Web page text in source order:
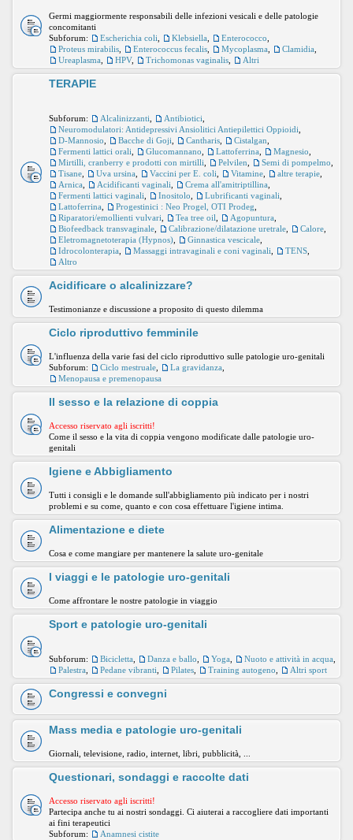
Germi maggiormente responsabili delle infezioni vesicali e delle patologie
concomitanti
Subforum:
Escherichia coli Klebsiella Enterococco
Proteus mirabilis
Enterococcus fecalis Mycoplasma Clamidia
Ureaplasma
HPV, Trichomonas vaginalis Altri
TERAPIE
Subforum: Alcalinizzanti Antibiotici
Neuromodulatori: Antidepressivi Ansiolitici Antiepilettici Oppioidi
D-Mannosio
Bacche di Goji Cantharis Cistalgan
Fermenti lattici orali
Glucomannano Lattoferrina Magnesio
Mirtilli, cranberry e prodotti con mirtilli
Pelvilen Semi di pompelmo
Tisane
Uva ursina Vaccini per E. coli Vitamine altre terapie
Arnica
Acidificanti vaginali Crema all'amitriptillina
Fermenti lattici vaginali
Inositolo Lubrificanti vaginali
Lattoferrina
Progestinici : Neo Progel, OTI Prodeg
Riparatori/emollienti vulvari
Tea tree oil Agopuntura
Biofeedback transvaginale
Calibrazione/dilatazione uretrale Calore
Eletromagnetoterapia (Hypnos)
Ginnastica vescicale
Idrocolonterapia
Massaggi intravaginali e coni vaginali TENS
Altro
Acidificare o alcalinizzare?
Testimonianze e discussione a proposito di questo dilemma
Ciclo riproduttivo femminile
L'influenza della varie fasi del ciclo riproduttivo sulle patologie uro-genitali
Subforum:
Ciclo mestruale La gravidanza
Menopausa e premenopausa
Il sesso e la relazione di coppia
Accesso riservato agli iscritti!
Come il sesso e la vita di coppia vengono modificate dalle patologie uro-
genitali
Igiene e Abbigliamento
Tutti i consigli e le domande sull'abbigliamento più indicato per i nostri
problemi e su come, quanto e con cosa effettuare l'igiene intima.
Alimentazione e diete
Cosa e come mangiare per mantenere la salute uro-genitale
I viaggi e le patologie uro-genitali
Come affrontare le nostre patologie in viaggio
Sport e patologie uro-genitali
Subforum: Bicicletta Danza e ballo Yoga Nuoto e attività in acqua
Palestra
Pedane vibranti Pilates Training autogeno Altri sport
Congressi e convegni
Mass media e patologie uro-genitali
Giornali, televisione, radio, internet, libri, pubblicità, ...
Questionari, sondaggi e raccolte dati
Accesso riservato agli iscritti!
Partecipa anche tu ai nostri sondaggi. Ci aiuterai a raccogliere dati importanti
ai fini terapeutici
Subforum:
Anamnesi cistite